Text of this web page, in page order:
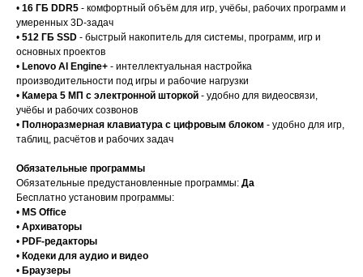
• 16 ГБ DDR5 - комфортный объём для игр, учёбы, рабочих программ и
умеренных 3D-задач
• 512 ГБ SSD - быстрый накопитель для системы, программ, игр и
основных проектов
• Lenovo AI Engine+ - интеллектуальная настройка
производительности под игры и рабочие нагрузки
• Камера 5 МП с электронной шторкой - удобно для видеосвязи,
учёбы и рабочих созвонов
• Полноразмерная клавиатура с цифровым блоком - удобно для игр,
таблиц, расчётов и рабочих задач
Обязательные программы
Обязательные предустановленные программы: Да
Бесплатно установим программы:
• MS Office
• Архиваторы
• PDF-редакторы
• Кодеки для аудио и видео
• Браузеры